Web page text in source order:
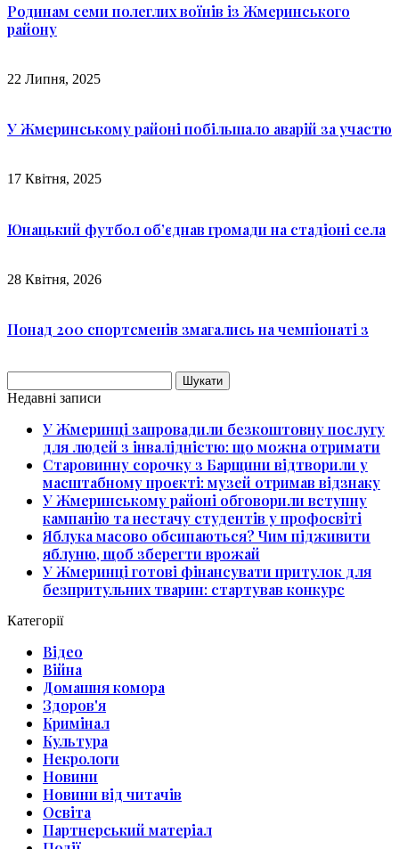
Родинам семи полеглих воїнів із Жмеринського
району
22 Липня, 2025
У Жмеринському районі побільшало аварій за участю
17 Квітня, 2025
Юнацький футбол об’єднав громади на стадіоні села
28 Квітня, 2026
Понад 200 спортсменів змагались на чемпіонаті з
Недавні записи
У Жмеринці запровадили безкоштовну послугу
для людей з інвалідністю: що можна отримати
Старовинну сорочку з Барщини відтворили у
масштабному проєкті: музей отримав відзнаку
У Жмеринському районі обговорили вступну
кампанію та нестачу студентів у профосвіті
Яблука масово обсипаються? Чим підживити
яблуню, щоб зберегти врожай
У Жмеринці готові фінансувати притулок для
безпритульних тварин: стартував конкурс
Категорії
Відео
Війна
Домашня комора
Здоров'я
Кримінал
Культура
Некрологи
Новини
Новини від читачів
Освіта
Партнерський матеріал